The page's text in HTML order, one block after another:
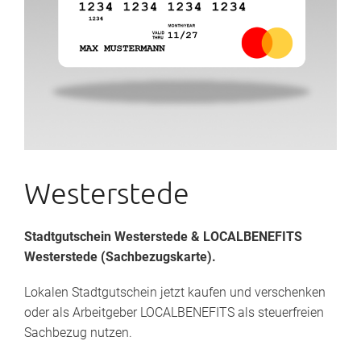
Westerstede
Stadtgutschein Westerstede & LOCALBENEFITS
Westerstede (Sachbezugskarte).
Lokalen Stadtgutschein jetzt kaufen und verschenken
oder als Arbeitgeber LOCALBENEFITS als steuerfreien
Sachbezug nutzen.